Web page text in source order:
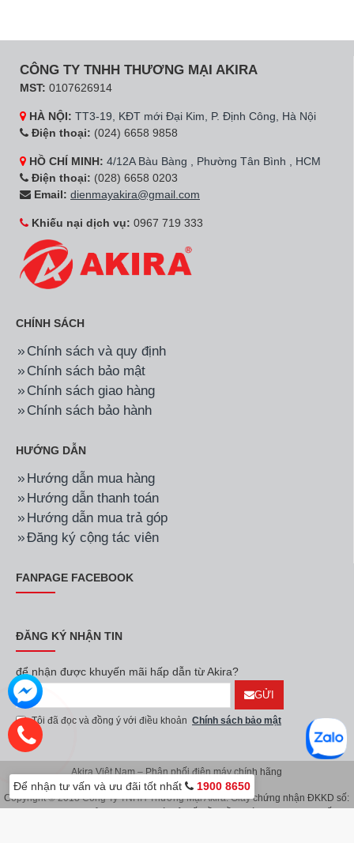
CÔNG TY TNHH THƯƠNG MẠI AKIRA
MST: 0107626914
HÀ NỘI: TT3-19, KĐT mới Đại Kim, P. Định Công, Hà Nội
Điện thoại: (024) 6658 9858
HỒ CHÍ MINH: 4/12A Bàu Bàng , Phường Tân Bình , HCM
Điện thoại: (028) 6658 0203
Email: dienmayakira@gmail.com
Khiếu nại dịch vụ: 0967 719 333
CHÍNH SÁCH
Chính sách và quy định
Chính sách bảo mật
Chính sách giao hàng
Chính sách bảo hành
HƯỚNG DẪN
Hướng dẫn mua hàng
Hướng dẫn thanh toán
Hướng dẫn mua trả góp
Đăng ký cộng tác viên
FANPAGE FACEBOOK
ĐĂNG KÝ NHẬN TIN
để nhận được khuyến mãi hấp dẫn từ Akira?
GỬI
Tôi đã đọc và đồng ý với điều khoản Chính sách bảo mật
Akira Việt Nam – Phân phối điện máy chính hãng
Copyright © 2018 Công Ty TNHH Thương Mại Akira. Giấy chứng nhận ĐKKD số:
Để nhận tư vấn và ưu đãi tốt nhất 1900 8650